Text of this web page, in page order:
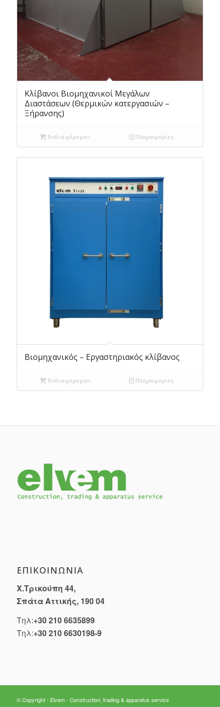
Κλίβανοι Βιομηχανικοί Μεγάλων
Διαστάσεων (Θερμικών κατεργασιών –
Ξήρανσης)
Ενδιαφέρομαι Πληροφορίες
Βιομηχανικός – Εργαστηριακός κλίβανος
Ενδιαφέρομαι Πληροφορίες
ΕΠΙΚΟΙΝΩΝΊΑ
Χ.Τρικούπη 44,
Σπάτα Αττικής, 190 04
Τηλ:+30 210 6635899
Τηλ:+30 210 6630198-9
© Copyright - Elvem - Construction, trading & apparatus service